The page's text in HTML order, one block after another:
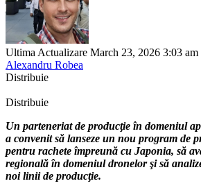
Ultima Actualizare March 23, 2026 3:03 am
Alexandru Robea
Distribuie
Distribuie
Un parteneriat de producţie în domeniul
a convenit să lanseze un nou program de
pentru rachete împreună cu Japonia, să
regională în domeniul dronelor şi să
noi linii de producţie.